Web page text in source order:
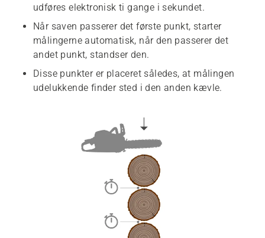
udføres elektronisk ti gange i sekundet.
Når saven passerer det første punkt, starter
målingerne automatisk, når den passerer det
andet punkt, standser den.
Disse punkter er placeret således, at målingen
udelukkende finder sted i den anden kævle.